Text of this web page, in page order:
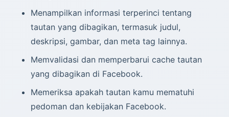
Menampilkan informasi terperinci tentang
tautan yang dibagikan, termasuk judul,
deskripsi, gambar, dan meta tag lainnya.
Memvalidasi dan memperbarui cache tautan
yang dibagikan di Facebook.
Memeriksa apakah tautan kamu mematuhi
pedoman dan kebijakan Facebook.